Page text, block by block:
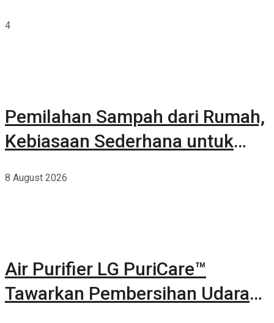
4
Pemilahan Sampah dari Rumah,
Kebiasaan Sederhana untuk
8 August 2026
Air Purifier LG PuriCare™
Tawarkan Pembersihan Udara